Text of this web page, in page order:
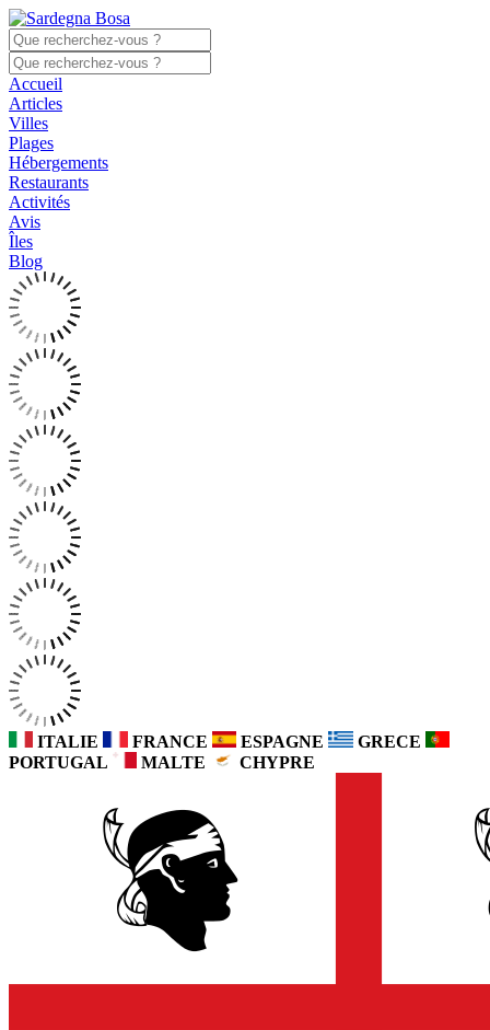
Accueil
Articles
Villes
Plages
Hébergements
Restaurants
Activités
Avis
Îles
Blog
ITALIE FRANCE ESPAGNE
GRECE
PORTUGAL
MALTE CHYPRE